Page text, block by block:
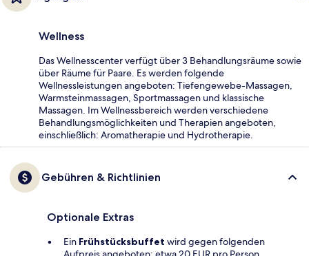
Wellness
Das Wellnesscenter verfügt über 3 Behandlungsräume sowie
über Räume für Paare. Es werden folgende
Wellnessleistungen angeboten: Tiefengewebe-Massagen,
Warmsteinmassagen, Sportmassagen und klassische
Massagen. Im Wellnessbereich werden verschiedene
Behandlungsmöglichkeiten und Therapien angeboten,
einschließlich: Aromatherapie und Hydrotherapie.
Gebühren & Richtlinien
Optionale Extras
Ein Frühstücksbuffet wird gegen folgenden